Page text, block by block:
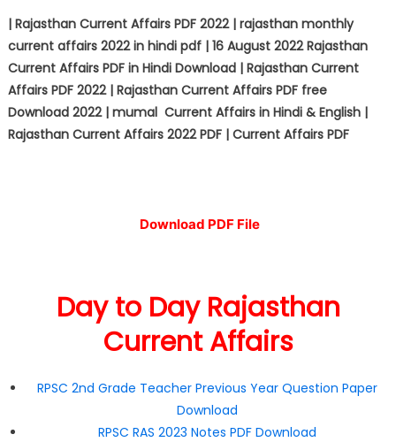
| Rajasthan Current Affairs PDF 2022 | rajasthan monthly
current affairs 2022 in hindi pdf | 16 August 2022 Rajasthan
Current Affairs PDF in Hindi Download | Rajasthan Current
Affairs PDF 2022 | Rajasthan Current Affairs PDF free
Download 2022 | mumal Current Affairs in Hindi & English |
Rajasthan Current Affairs 2022 PDF | Current Affairs PDF
Download PDF File
Day to Day Rajasthan
Current Affairs
RPSC 2nd Grade Teacher Previous Year Question Paper
Download
RPSC RAS 2023 Notes PDF Download